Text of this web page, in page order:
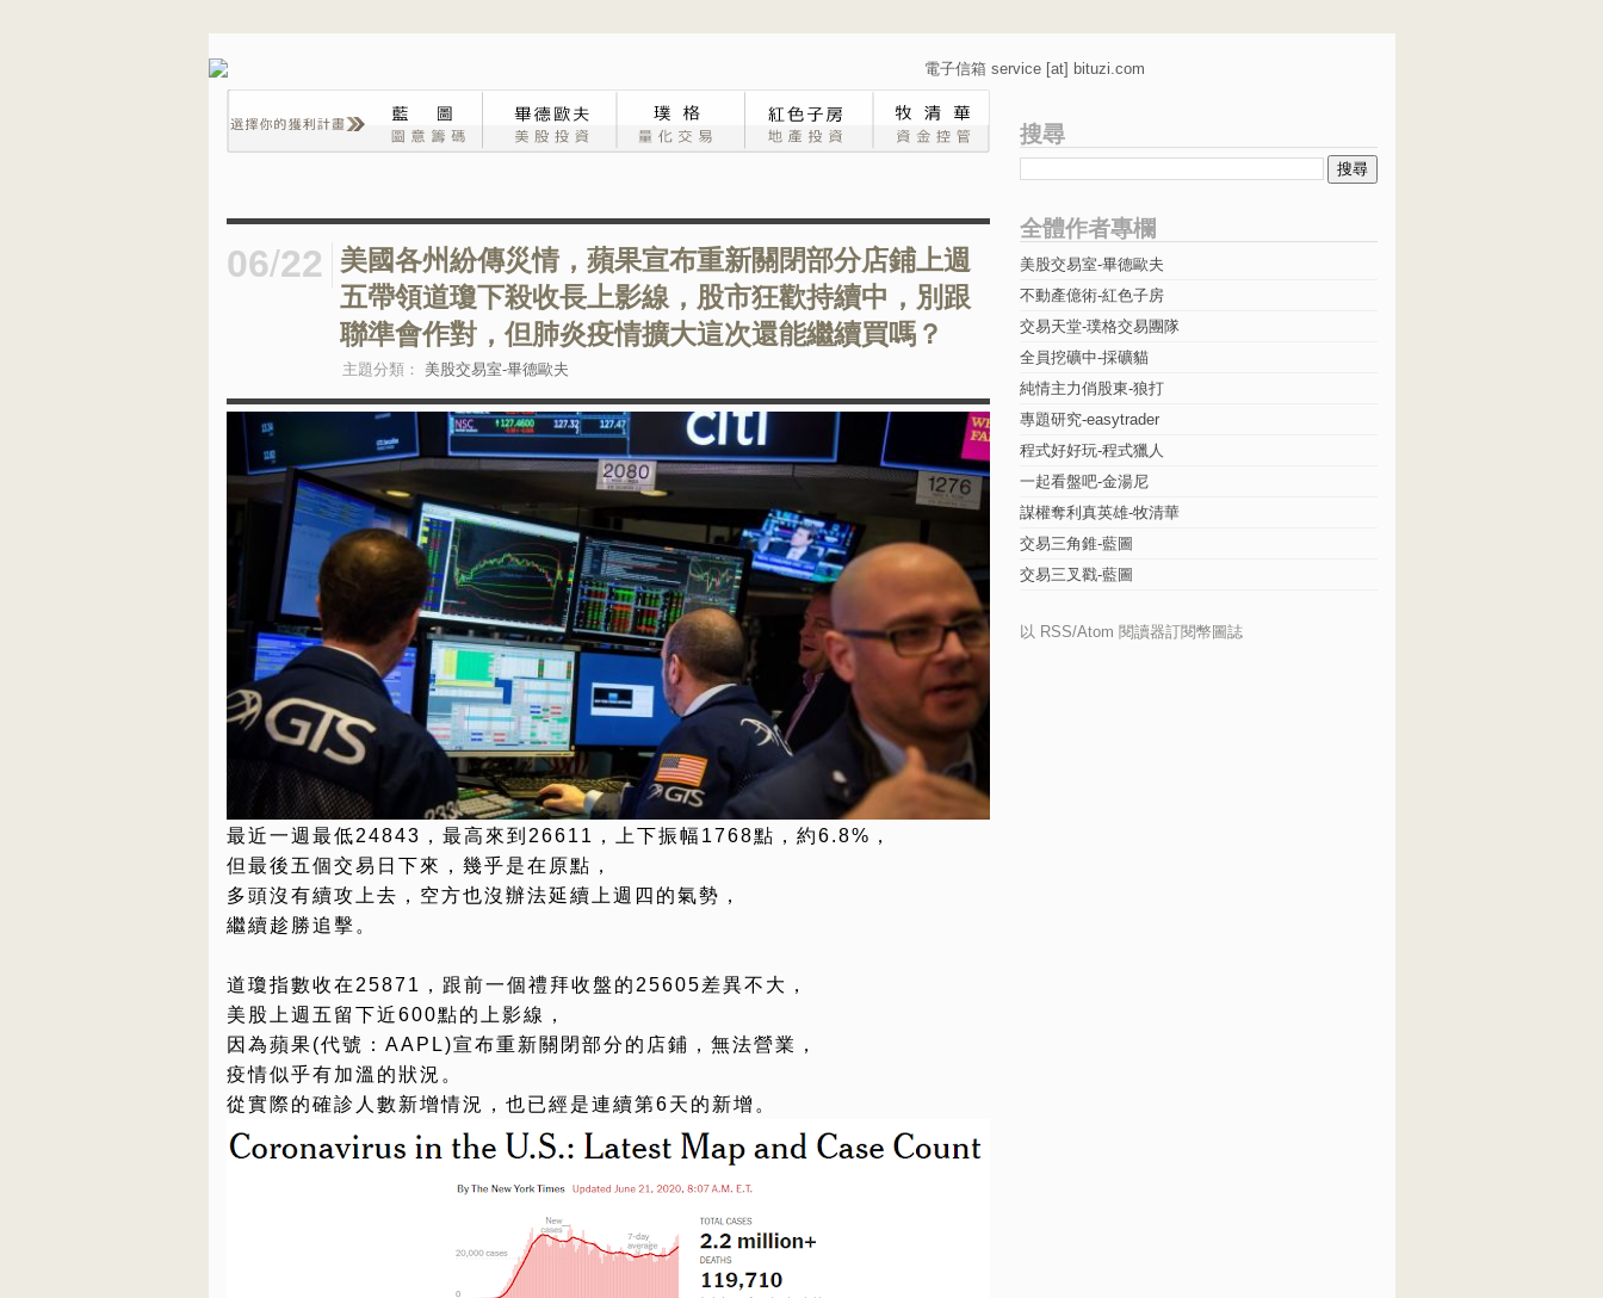
電子信箱 service [at] bituzi.com
06/22
美國各州紛傳災情，蘋果宣布重新關閉部分店鋪上週
五帶領道瓊下殺收長上影線，股市狂歡持續中，別跟
聯準會作對，但肺炎疫情擴大這次還能繼續買嗎？
主題分類： 美股交易室-畢德歐夫
最近一週最低24843，最高來到26611，上下振幅1768點，約6.8%，
但最後五個交易日下來，幾乎是在原點，
多頭沒有續攻上去，空方也沒辦法延續上週四的氣勢，
繼續趁勝追擊。
道瓊指數收在25871，跟前一個禮拜收盤的25605差異不大，
美股上週五留下近600點的上影線，
因為蘋果(代號：AAPL)宣布重新關閉部分的店鋪，無法營業，
疫情似乎有加溫的狀況。
從實際的確診人數新增情況，也已經是連續第6天的新增。
搜尋
全體作者專欄
美股交易室-畢德歐夫
不動產億術-紅色子房
交易天堂-璞格交易團隊
全員挖礦中-採礦貓
純情主力俏股東-狼打
專題研究-easytrader
程式好好玩-程式獵人
一起看盤吧-金湯尼
謀權奪利真英雄-牧清華
交易三角錐-藍圖
交易三叉戳-藍圖
以 RSS/Atom 閱讀器訂閱幣圖誌